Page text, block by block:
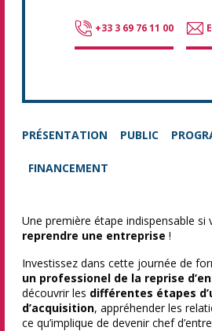
+33 3 69 76 11 00
PRÉSENTATION PUBLIC
FINANCEMENT
Une première étape indispensable si
reprendre une entreprise !
Investissez dans cette journée de
un professionel de la reprise
découvrir les différentes étapes
d’acquisition, appréhender les
ce qu’implique de devenir chef